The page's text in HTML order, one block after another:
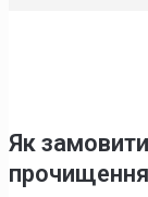
Як
прочищення